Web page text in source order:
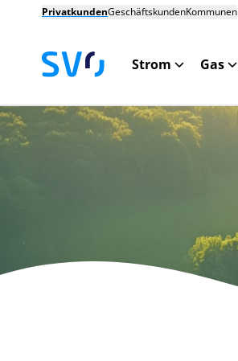
PrivatkundenGeschäftskundenKommunen
Strom Gas